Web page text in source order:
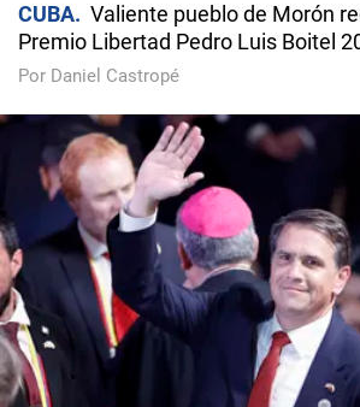
CUBA
Valiente pueblo de Morón
Premio Libertad Pedro Luis Boitel
Por Daniel Castropé